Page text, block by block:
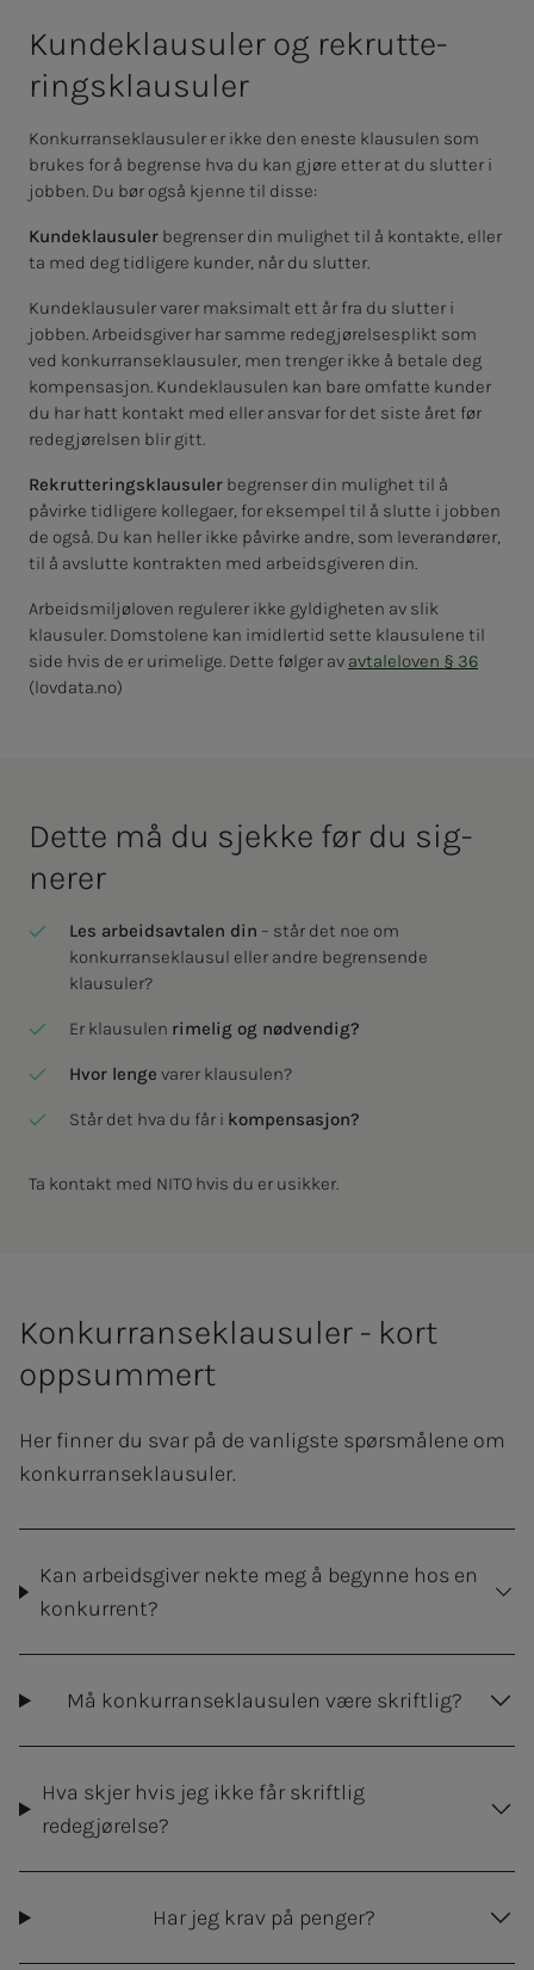
Kun­­de­klau­su­­­ler og re­krut­­­te­
rings­­­klau­su­­­ler
Konkurranseklausuler er ikke den eneste klausulen som
brukes for å begrense hva du kan gjøre etter at du slutter i
jobben. Du bør også kjenne til disse:
Kundeklausuler begrenser din mulighet til å kontakte, eller
ta med deg tidligere kunder, når du slutter.
Kundeklausuler varer maksimalt ett år fra du slutter i
jobben. Arbeidsgiver har samme redegjørelsesplikt som
ved konkurranseklausuler, men trenger ikke å betale deg
kompensasjon. Kundeklausulen kan bare omfatte kunder
du har hatt kontakt med eller ansvar for det siste året før
redegjørelsen blir gitt.
Rekrutteringsklausuler begrenser din mulighet til å
påvirke tidligere kollegaer, for eksempel til å slutte i jobben
de også. Du kan heller ikke påvirke andre, som leverandører,
til å avslutte kontrakten med arbeidsgiveren din.
Arbeidsmiljøloven regulerer ikke gyldigheten av slik
klausuler. Domstolene kan imidlertid sette klausulene til
side hvis de er urimelige. Dette følger av avtaleloven § 36
(lovdata.no)
Det­­­te må du sjek­­­ke før du sig­­­
ne­­­rer
Les arbeidsavtalen din – står det noe om
konkurranseklausul eller andre begrensende
klausuler?
Er klausulen rimelig og nødvendig?
Hvor lenge varer klausulen?
Står det hva du får i kompensasjon?
Ta kontakt med NITO hvis du er usikker.
Konkurranseklausuler - kort
oppsummert
Her finner du svar på de vanligste spørsmålene om
konkurranseklausuler.
Kan arbeidsgiver nekte meg å begynne hos en
konkurrent?
Må konkurranseklausulen være skriftlig?
Hva skjer hvis jeg ikke får skriftlig
redegjørelse?
Har jeg krav på penger?